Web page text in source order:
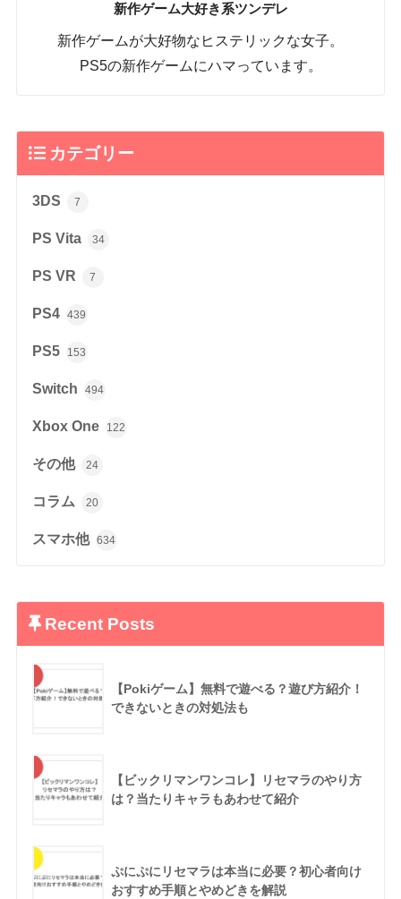
新作ゲーム大好き系ツンデレ
新作ゲームが大好物なヒステリックな女子。
PS5の新作ゲームにハマっています。
カテゴリー
3DS 7
PS Vita 34
PS VR 7
PS4 439
PS5 153
Switch 494
Xbox One 122
その他 24
コラム 20
スマホ他 634
Recent Posts
【Pokiゲーム】無料で遊べる？遊び方紹介！
できないときの対処法も
【ビックリマンワンコレ】リセマラのやり方
は？当たりキャラもあわせて紹介
ぷにぷにリセマラは本当に必要？初心者向け
おすすめ手順とやめどきを解説